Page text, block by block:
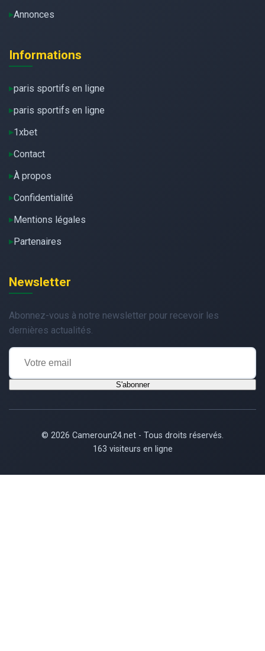
Annonces
Informations
paris sportifs en ligne
paris sportifs en ligne
1xbet
Contact
À propos
Confidentialité
Mentions légales
Partenaires
Newsletter
Abonnez-vous à notre newsletter pour recevoir les
dernières actualités.
S'abonner
© 2026 Cameroun24.net - Tous droits réservés.
163 visiteurs en ligne